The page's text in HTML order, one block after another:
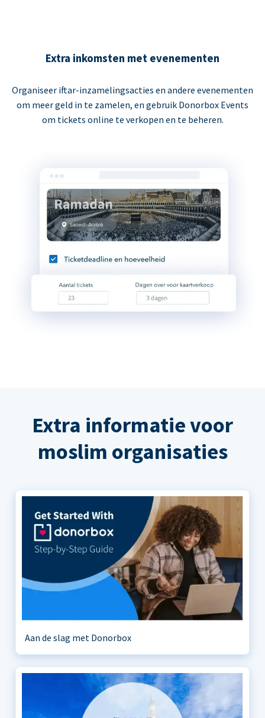
Extra inkomsten met evenementen
Organiseer iftar-inzamelingsacties en andere evenementen
om meer geld in te zamelen, en gebruik Donorbox Events
om tickets online te verkopen en te beheren.
Extra informatie voor
moslim organisaties
Aan de slag met Donorbox